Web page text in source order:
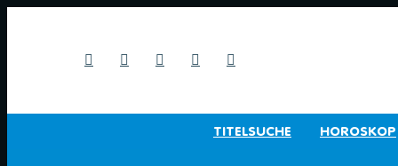
TITELSUCHE HOROSKOP